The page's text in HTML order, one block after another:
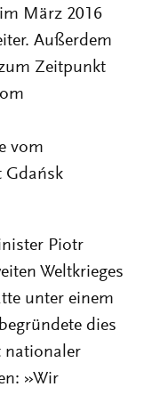
März 2016
Außerdem
Zeitpunkt
vom
Gdańsk
Piotr
Weltkrieges
unter einem
dies
nationaler
»Wir